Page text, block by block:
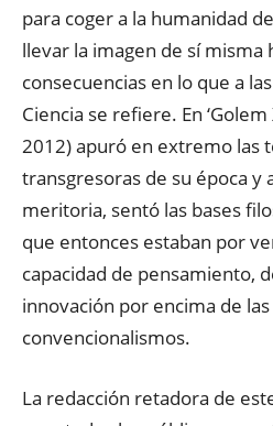
para coger a la humanidad
llevar la imagen de sí misma
consecuencias en lo que a
Ciencia se refiere. En
2012) apuró en extremo las
transgresoras de su época
meritoria, sentó las bases
que entonces estaban por
capacidad de pensamiento,
innovación por encima de
convencionalismos.
La redacción retadora de